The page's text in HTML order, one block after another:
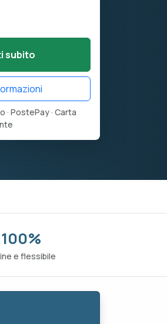
subito
· PostePay · Carta
100%
e flessibile